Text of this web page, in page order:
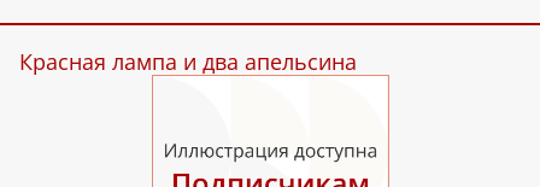
Красная лампа и два апельсина